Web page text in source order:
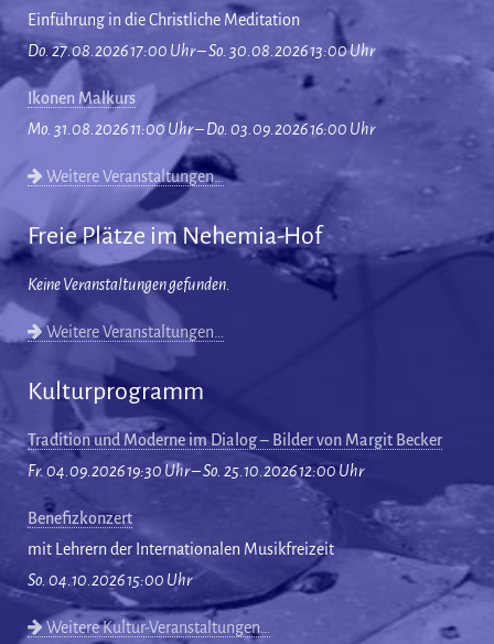
Einführung in die Christliche Meditation
Do. 27.08.2026 17:00 Uhr – So. 30.08.2026 13:00 Uhr
Ikonen Malkurs
Mo. 31.08.2026 11:00 Uhr – Do. 03.09.2026 16:00 Uhr
Weitere Veranstaltungen…
Freie Plätze im Nehemia-Hof
Keine Veranstaltungen gefunden.
Weitere Veranstaltungen…
Kulturprogramm
Tradition und Moderne im Dialog – Bilder von Margit Becker
Fr. 04.09.2026 19:30 Uhr – So. 25.10.2026 12:00 Uhr
Benefizkonzert
mit Lehrern der Internationalen Musikfreizeit
So. 04.10.2026 15:00 Uhr
Weitere Kultur-Veranstaltungen…